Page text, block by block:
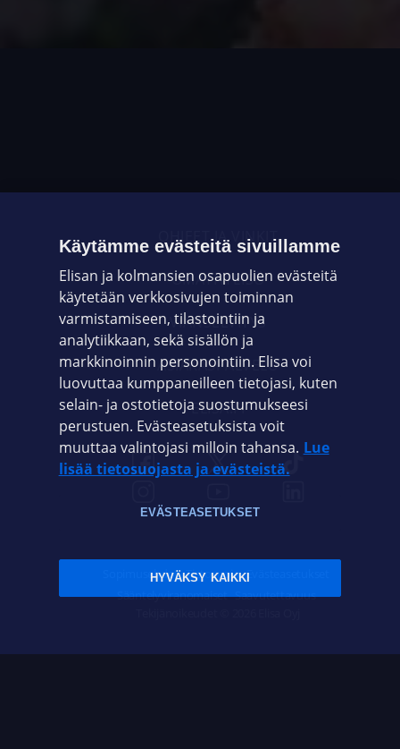
OHJEET JA VINKIT
OMAYHTEISÖ
VIANSELVITYS
ASIAKASPALVELU
ELISA.FI
Sopimusehdot Tietosuoja Evästeasetukset
Sääntelyviranomaiset Saavutettavuus
Käytämme evästeitä sivuillamme
Elisan ja kolmansien osapuolien evästeitä
käytetään verkkosivujen toiminnan
varmistamiseen, tilastointiin ja
analytiikkaan, sekä sisällön ja
markkinoinnin personointiin. Elisa voi
luovuttaa kumppaneilleen tietojasi, kuten
selain- ja ostotietoja suostumukseesi
perustuen. Evästeasetuksista voit
muuttaa valintojasi milloin tahansa. Lue
lisää tietosuojasta ja evästeistä.
EVÄSTEASETUKSET
HYVÄKSY KAIKKI